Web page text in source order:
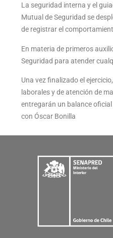
La seguridad interna y el
Mutual de Seguridad se
de registrar el
En materia de primeros
Seguridad para atender
Una vez finalizado el
laborales y de atención de
entregarán un balance
con Óscar Bonilla